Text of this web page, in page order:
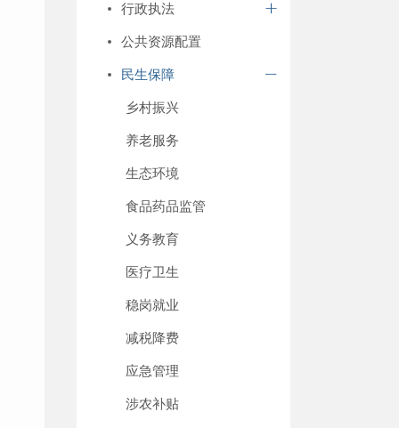
行政执法
公共资源配置
民生保障
乡村振兴
养老服务
生态环境
食品药品监管
义务教育
医疗卫生
稳岗就业
减税降费
应急管理
涉农补贴